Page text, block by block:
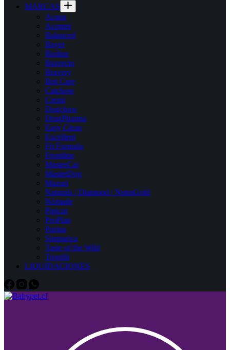
MARCAS
Acana
Acomer
Balanced
Bayer
Bioline
Bravecto
Bravery
Brit Care
Catchow
Cremi
Dogchow
DragPharma
Easy Clean
Excellent
Fit Formula
Frontline
MasterCat
MasterDog
Mazuri
Naturals / Diamond / NutraGold
Nómade
Pipicat
ProPlan
Purina
Simparica
Taste of the Wild
Tropifit
LIQUIDACIONES